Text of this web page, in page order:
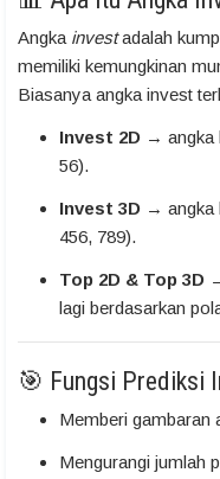
Angka investadalah
memiliki kemungkinan
Biasanya angka invest
Invest 2D → angka
56).
Invest 3D → angka
456, 789).
Top 2D & Top 3D
lagi berdasarkan
🎯 Fungsi Prediksi
Memberi gambaran
Mengurangi jumlah